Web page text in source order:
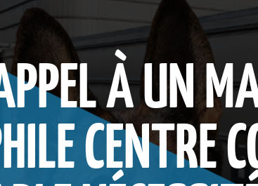
À UN
CENTRE